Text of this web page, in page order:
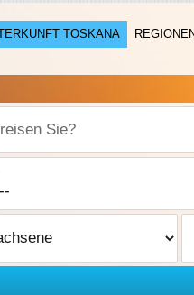
TOSKANA
Sie?